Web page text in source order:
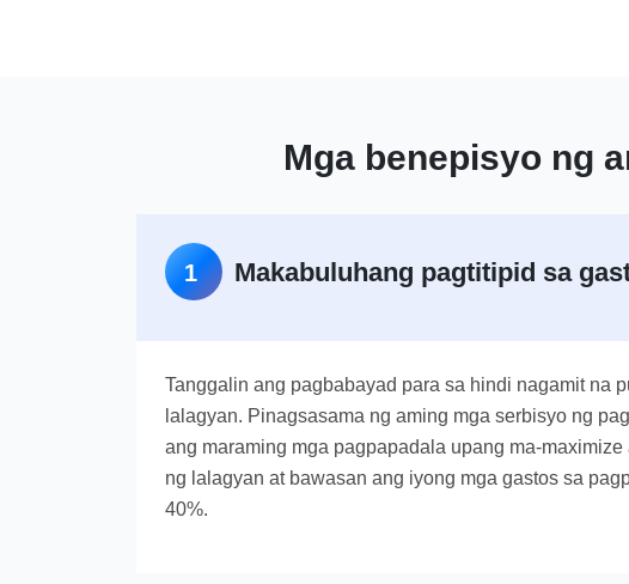
Mga benepisyo ng
1 Makabuluhang pagtitipid sa
Tanggalin ang pagbabayad para sa hindi nagamit na
lalagyan. Pinagsasama ng aming mga serbisyo ng
ang maraming mga pagpapadala upang ma-maximize
ng lalagyan at bawasan ang iyong mga gastos sa
40%.